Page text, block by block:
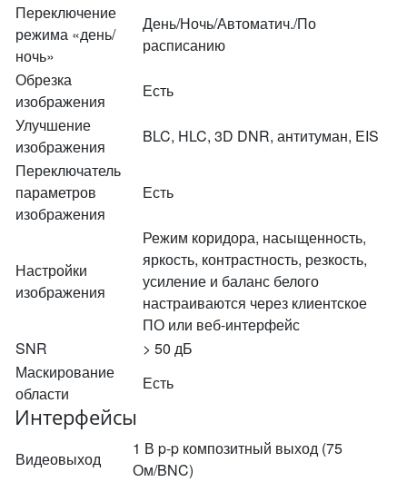
Переключение
режима «день/
ночь»
День/Ночь/Автоматич./По
расписанию
Обрезка
изображения
Есть
Улучшение
изображения
BLC, HLC, 3D DNR, антитуман, EIS
Переключатель
параметров
изображения
Есть
Настройки
изображения
Режим коридора, насыщенность,
яркость, контрастность, резкость,
усиление и баланс белого
настраиваются через клиентское
ПО или веб-интерфейс
SNR
> 50 дБ
Маскирование
области
Есть
Интерфейсы
Видеовыход
1 В p-p композитный выход (75
Ом/BNC)